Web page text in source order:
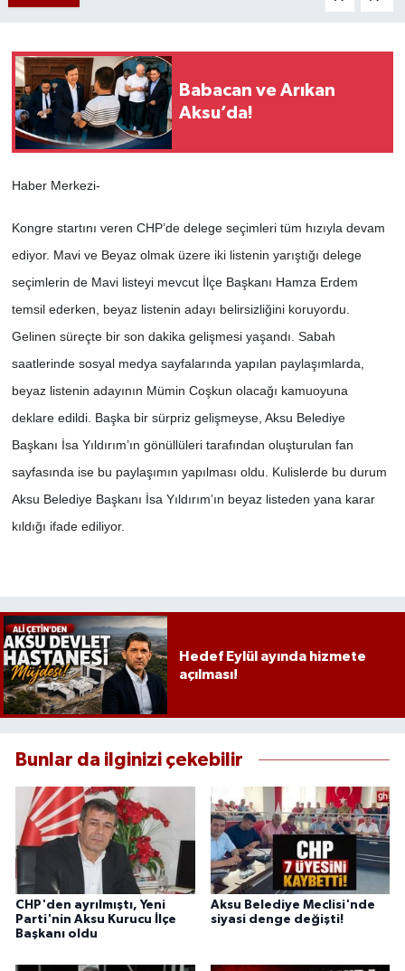
Babacan ve Arıkan
Aksu’da!
Haber Merkezi-
Kongre startını veren CHP’de delege seçimleri tüm hızıyla devam
ediyor. Mavi ve Beyaz olmak üzere iki listenin yarıştığı delege
seçimlerin de Mavi listeyi mevcut İlçe Başkanı Hamza Erdem
temsil ederken, beyaz listenin adayı belirsizliğini koruyordu.
Gelinen süreçte bir son dakika gelişmesi yaşandı. Sabah
saatlerinde sosyal medya sayfalarında yapılan paylaşımlarda,
beyaz listenin adayının Mümin Coşkun olacağı kamuoyuna
deklare edildi. Başka bir sürpriz gelişmeyse, Aksu Belediye
Başkanı İsa Yıldırım’ın gönüllüleri tarafından oluşturulan fan
sayfasında ise bu paylaşımın yapılması oldu. Kulislerde bu durum
Aksu Belediye Başkanı İsa Yıldırım’ın beyaz listeden yana karar
kıldığı ifade ediliyor.
Hedef Eylül ayında hizmete
açılması!
Bunlar da ilginizi çekebilir
CHP'den ayrılmıştı, Yeni
Parti'nin Aksu Kurucu İlçe
Başkanı oldu
Aksu Belediye Meclisi'nde
siyasi denge değişti!